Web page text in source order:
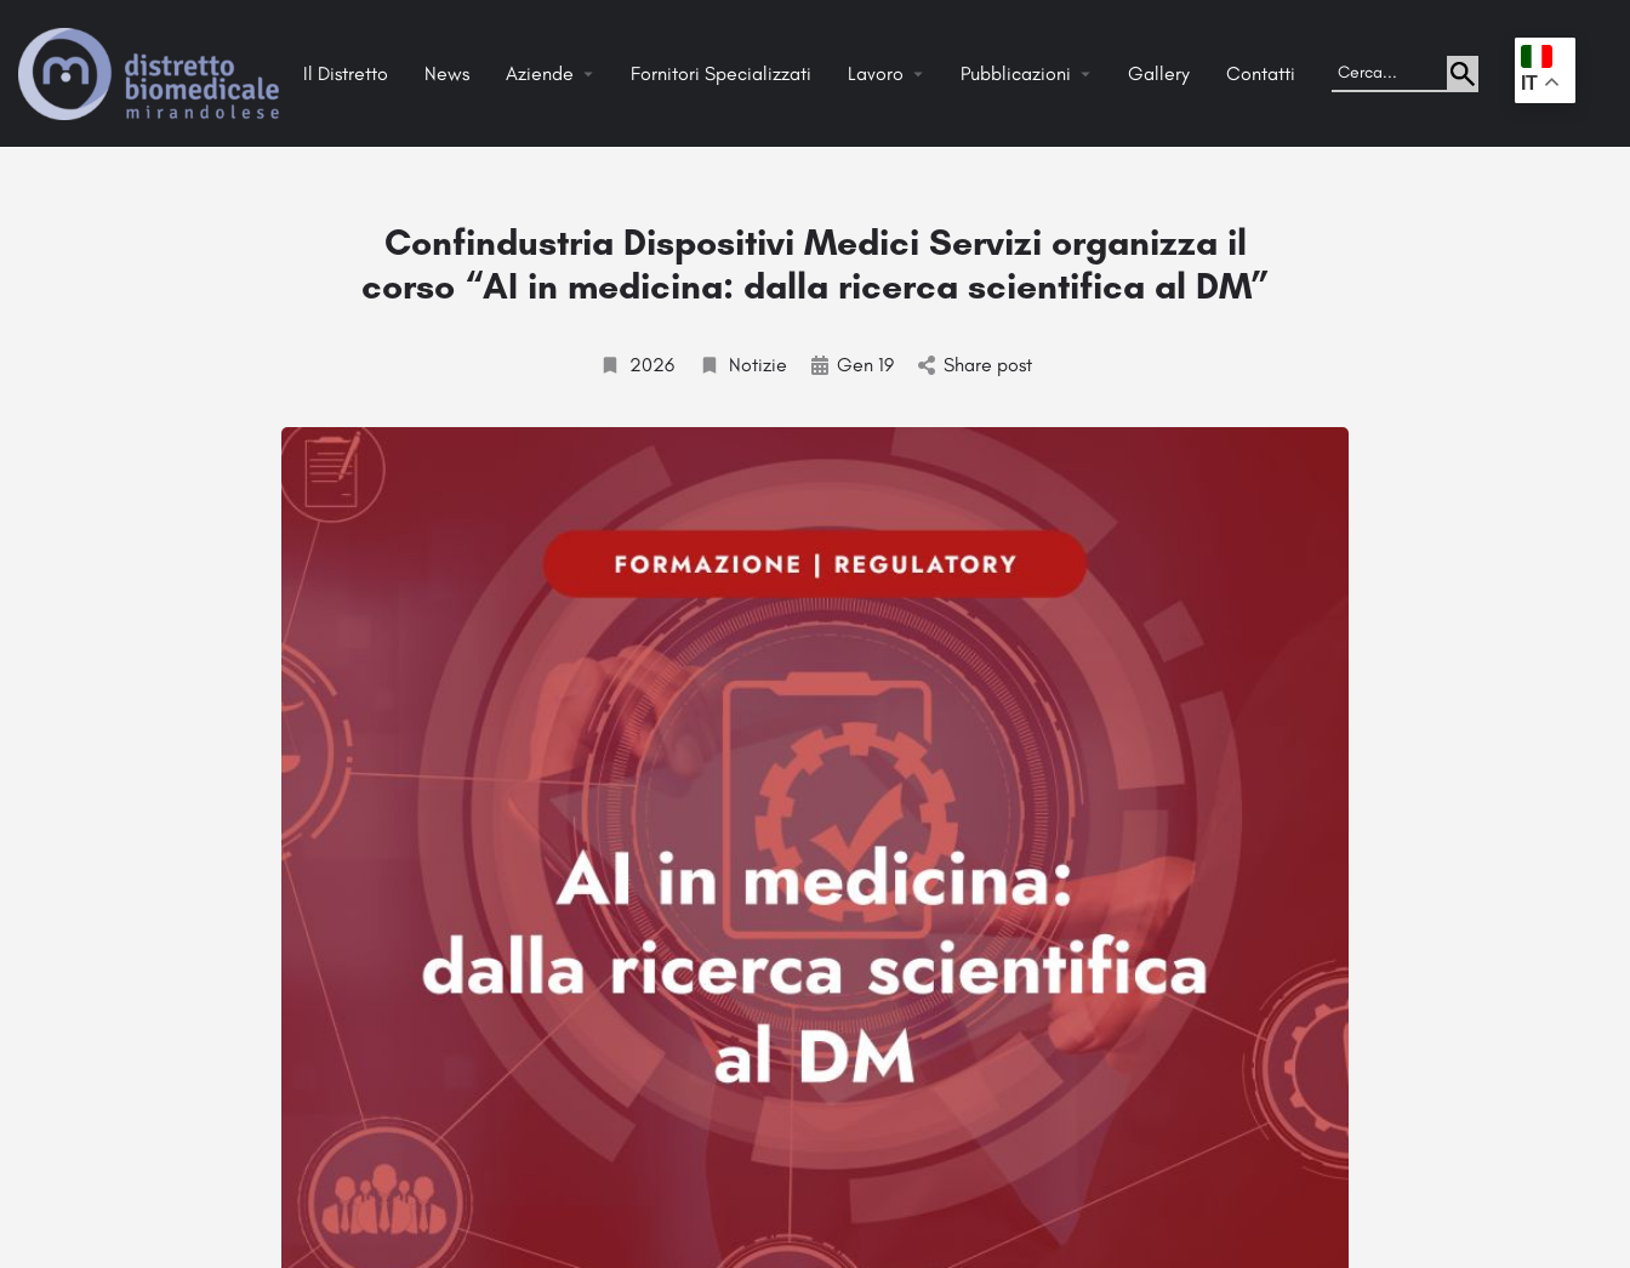
Il Distretto News Aziende Fornitori Specializzati Lavoro Pubblicazioni Gallery Contatti . IT
Confindustria Dispositivi Medici Servizi organizza il
corso “AI in medicina: dalla ricerca scientifica al DM”
2026 Notizie Gen 19 Share post